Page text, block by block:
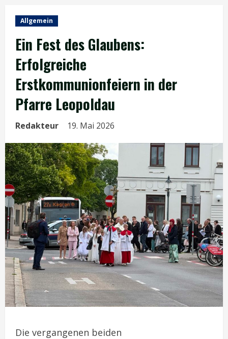
Allgemein
Ein Fest des Glaubens:
Erfolgreiche
Erstkommunionfeiern in der
Pfarre Leopoldau
Redakteur 19. Mai 2026
Die vergangenen beiden